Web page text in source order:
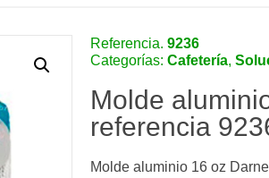
Referencia. 9236
Categorías: Cafetería,
Molde
referencia
Molde aluminio 16 oz